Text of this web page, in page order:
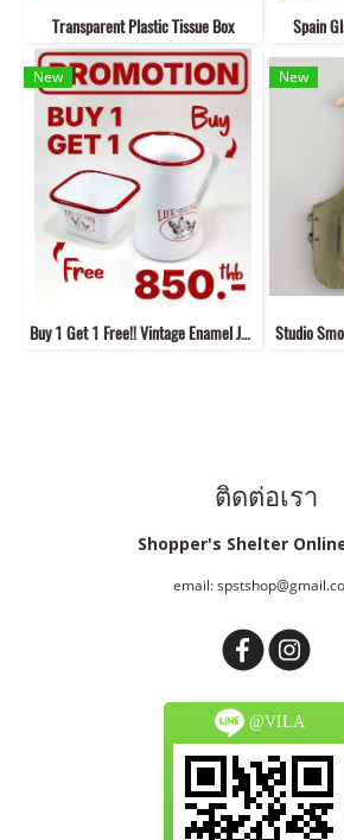
Transparent Plastic Tissue Box Spain
New
Buy 1 Get 1 Free!! Vintage Enamel Jug + Square Bowl *Website Only*
New
ติดต่อเรา
Shopper's Shelter
email:
@VILA